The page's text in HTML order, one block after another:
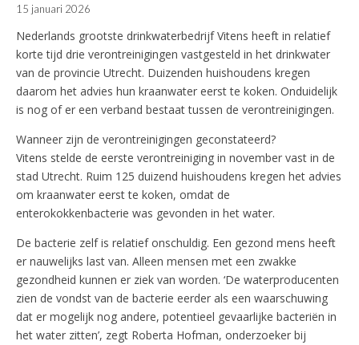
15 januari 2026
Nederlands grootste drinkwaterbedrijf Vitens heeft in relatief
korte tijd drie verontreinigingen vastgesteld in het drinkwater
van de provincie Utrecht. Duizenden huishoudens kregen
daarom het advies hun kraanwater eerst te koken. Onduidelijk
is nog of er een verband bestaat tussen de verontreinigingen.
Wanneer zijn de verontreinigingen geconstateerd?
Vitens stelde de eerste verontreiniging in november vast in de
stad Utrecht. Ruim 125 duizend huishoudens kregen het advies
om kraanwater eerst te koken, omdat de
enterokokkenbacterie was gevonden in het water.
De bacterie zelf is relatief onschuldig. Een gezond mens heeft
er nauwelijks last van. Alleen mensen met een zwakke
gezondheid kunnen er ziek van worden. ‘De waterproducenten
zien de vondst van de bacterie eerder als een waarschuwing
dat er mogelijk nog andere, potentieel gevaarlijke bacteriën in
het water zitten’, zegt Roberta Hofman, onderzoeker bij